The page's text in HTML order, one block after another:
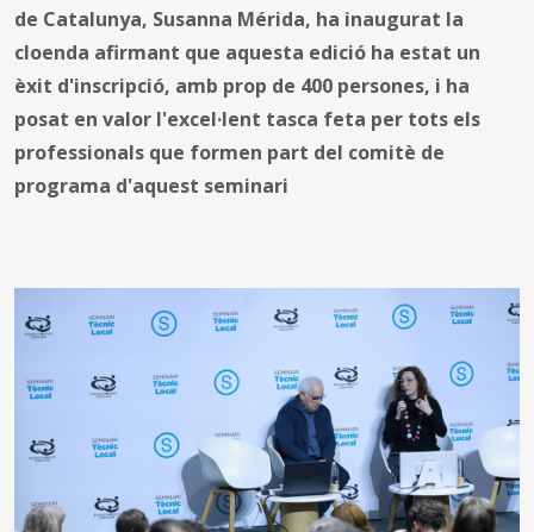
de Catalunya, Susanna Mérida, ha inaugurat la
cloenda afirmant que aquesta edició ha estat un
èxit d'inscripció, amb prop de 400 persones, i ha
posat en valor l'excel·lent tasca feta per tots els
professionals que formen part del comitè de
programa d'aquest seminari